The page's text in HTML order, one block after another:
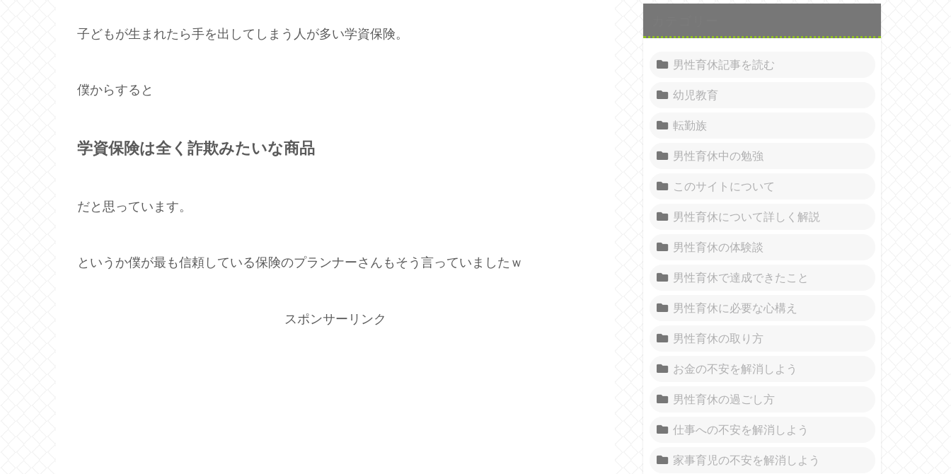
子どもが生まれたら手を出してしまう人が多い学資保険。
僕からすると
学資保険は全く詐欺みたいな商品
だと思っています。
というか僕が最も信頼している保険のプランナーさんもそう言っていましたｗ
スポンサーリンク
男性育休記事を読む
幼児教育
転勤族
男性育休中の勉強
このサイトについて
男性育休について詳しく解説
男性育休の体験談
男性育休で達成できたこと
男性育休に必要な心構え
男性育休の取り方
お金の不安を解消しよう
男性育休の過ごし方
仕事への不安を解消しよう
家事育児の不安を解消しよう